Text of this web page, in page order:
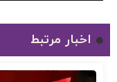
اخبار مرتبط